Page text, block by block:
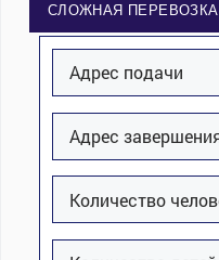
СЛОЖНАЯ ПЕРЕВОЗКА